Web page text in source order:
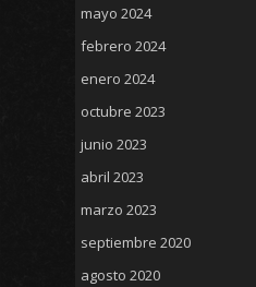
mayo 2024
febrero 2024
enero 2024
octubre 2023
junio 2023
abril 2023
marzo 2023
septiembre 2020
agosto 2020